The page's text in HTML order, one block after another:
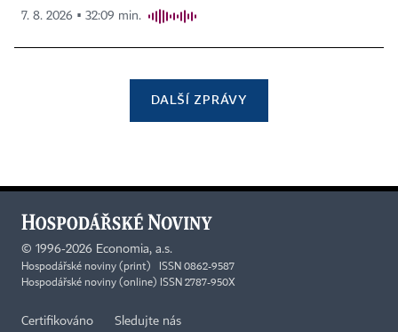
7. 8. 2026 ▪ 32:09 min.
DALŠÍ ZPRÁVY
© 1996-2026 Economia, a.s.
Hospodářské noviny (print) ISSN 0862-9587
Hospodářské noviny (online) ISSN 2787-950X
Certifikováno Sledujte nás